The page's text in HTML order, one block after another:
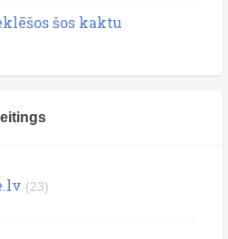
šos kaktu
(23)